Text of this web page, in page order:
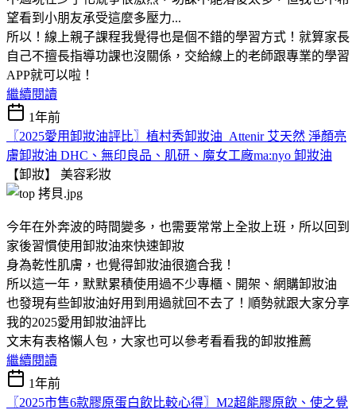
望看到小朋友承受這麼多壓力...
所以！線上親子課程我覺得也是個不錯的學習方式！就算家長
自己不擅長指導功課也沒關係，交給線上的老師跟專業的學習
APP就可以啦！
繼續閱讀
1年前
〖2025愛用卸妝油評比〗植村秀卸妝油 Attenir 艾天然 淨顏亮
膚卸妝油 DHC、無印良品、肌研、魔女工廠ma:nyo 卸妝油
【卸妝】 美容彩妝
今年在外奔波的時間變多，也需要常常上全妝上班，所以回到
家後習慣使用卸妝油來快速卸妝
身為乾性肌膚，也覺得卸妝油很適合我！
所以這一年，默默累積使用過不少專櫃、開架、網購卸妝油
也發現有些卸妝油好用到用過就回不去了！順勢就跟大家分享
我的2025愛用卸妝油評比
文末有表格懶人包，大家也可以參考看看我的卸妝推薦
繼續閱讀
1年前
〖2025市售6款膠原蛋白飲比較心得〗M2超能膠原飲、使之覺